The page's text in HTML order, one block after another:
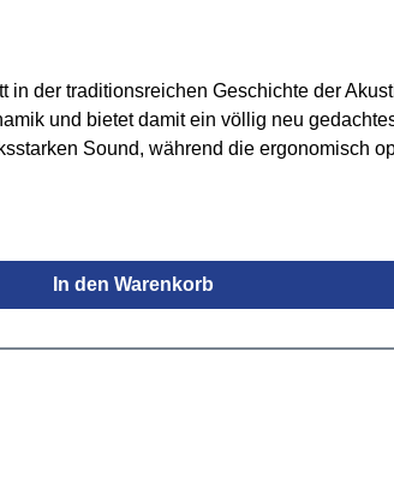
der traditionsreichen Geschichte der
und bietet damit ein völlig neu
Sound, während die ergonomisch
Akkordspiel, während das Ahorn-Griffbrett
Höhen über präzise Mitten bis zu
Tonanteilen und einem ansprechenden,
mit integriertem Tuner und 2-Band-EQ.
können. Der neu entwickelte Grand-
überraschend komfortabel spielbar.
In den Warenkorb